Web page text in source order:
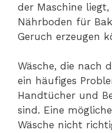
der Maschine
Nährboden für
Geruch erzeugen
Wäsche, die nach
ein häufiges
Handtücher und
sind. Eine
Wäsche nicht